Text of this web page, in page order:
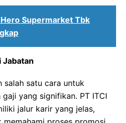
Hero Supermarket Tbk
Jabatan
salah satu cara untuk
yang signifikan. PT ITCI
jalur karir yang jelas,